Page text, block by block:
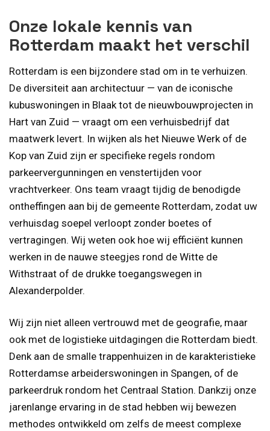
Onze lokale kennis van
Rotterdam maakt het verschil
Rotterdam is een bijzondere stad om in te verhuizen.
De diversiteit aan architectuur — van de iconische
kubuswoningen in Blaak tot de nieuwbouwprojecten in
Hart van Zuid — vraagt om een verhuisbedrijf dat
maatwerk levert. In wijken als het Nieuwe Werk of de
Kop van Zuid zijn er specifieke regels rondom
parkeervergunningen en venstertijden voor
vrachtverkeer. Ons team vraagt tijdig de benodigde
ontheffingen aan bij de gemeente Rotterdam, zodat uw
verhuisdag soepel verloopt zonder boetes of
vertragingen. Wij weten ook hoe wij efficiënt kunnen
werken in de nauwe steegjes rond de Witte de
Withstraat of de drukke toegangswegen in
Alexanderpolder.
Wij zijn niet alleen vertrouwd met de geografie, maar
ook met de logistieke uitdagingen die Rotterdam biedt.
Denk aan de smalle trappenhuizen in de karakteristieke
Rotterdamse arbeiderswoningen in Spangen, of de
parkeerdruk rondom het Centraal Station. Dankzij onze
jarenlange ervaring in de stad hebben wij bewezen
methodes ontwikkeld om zelfs de meest complexe